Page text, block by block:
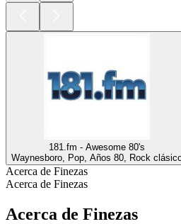
181.fm - Awesome 80's
Waynesboro, Pop, Años 80, Rock
Acerca de Finezas
Acerca de Finezas
Acerca de Finezas